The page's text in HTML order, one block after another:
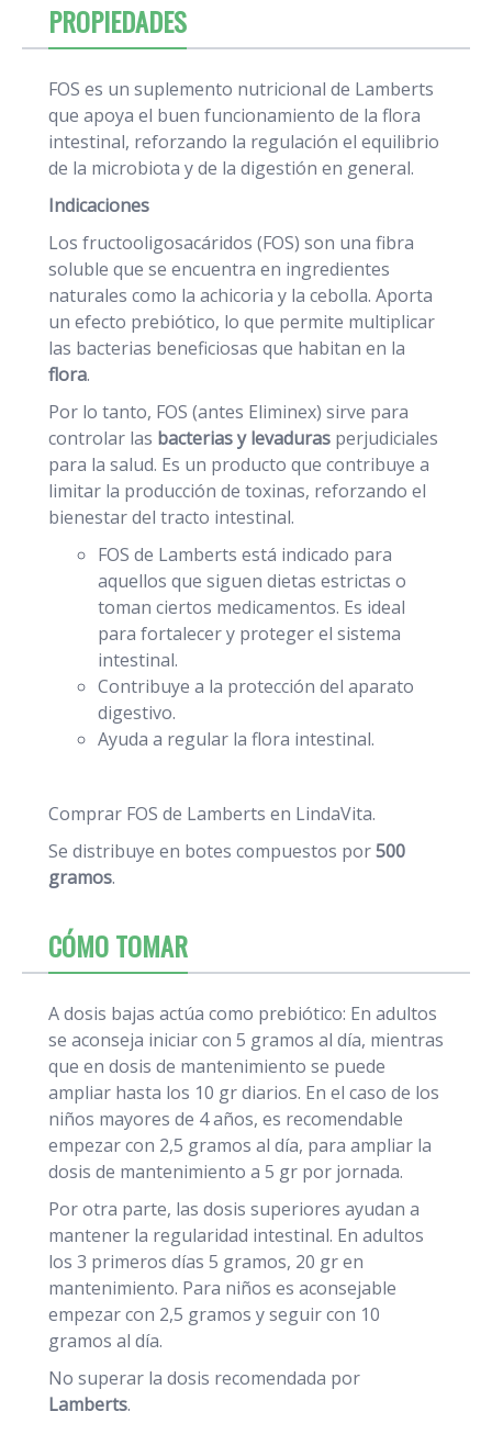
PROPIEDADES
FOS es un suplemento nutricional de Lamberts
que apoya el buen funcionamiento de la flora
intestinal, reforzando la regulación el equilibrio
de la microbiota y de la digestión en general.
Indicaciones
Los fructooligosacáridos (FOS) son una fibra
soluble que se encuentra en ingredientes
naturales como la achicoria y la cebolla. Aporta
un efecto prebiótico, lo que permite multiplicar
las bacterias beneficiosas que habitan en la
flora.
Por lo tanto, FOS (antes Eliminex) sirve para
controlar las bacterias y levaduras perjudiciales
para la salud. Es un producto que contribuye a
limitar la producción de toxinas, reforzando el
bienestar del tracto intestinal.
FOS de Lamberts está indicado para
aquellos que siguen dietas estrictas o
toman ciertos medicamentos. Es ideal
para fortalecer y proteger el sistema
intestinal.
Contribuye a la protección del aparato
digestivo.
Ayuda a regular la flora intestinal.
Comprar FOS de Lamberts en LindaVita.
Se distribuye en botes compuestos por500
gramos.
CÓMO TOMAR
A dosis bajas actúa como prebiótico: En adultos
se aconseja iniciar con 5 gramos al día, mientras
que en dosis de mantenimiento se puede
ampliar hasta los 10 gr diarios. En el caso de los
niños mayores de 4 años, es recomendable
empezar con 2,5 gramos al día, para ampliar la
dosis de mantenimiento a 5 gr por jornada.
Por otra parte, las dosis superiores ayudan a
mantener la regularidad intestinal. En adultos
los 3 primeros días 5 gramos, 20 gr en
mantenimiento. Para niños es aconsejable
empezar con 2,5 gramos y seguir con 10
gramos al día.
No superar la dosis recomendada por
Lamberts.